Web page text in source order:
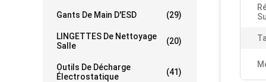
Gants De Main D'ESD (29)
LINGETTES De Nettoyage
Salle
(20)
Outils De Décharge
Électrostatique
(41)